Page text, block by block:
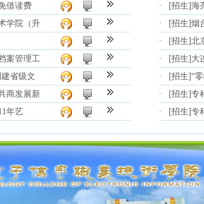
借读费
学院（升
案管理工
省级文
商发展新
年艺
·
[招生]海
·
[招生]烟
·
[招生]北
·
[招生] 大
·
[招生]“
·
[招生]专
·
[招生]专